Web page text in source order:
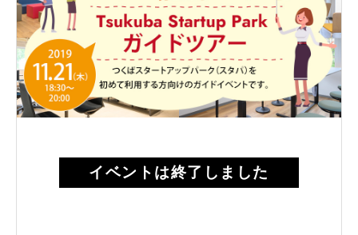
イベントは終了しました